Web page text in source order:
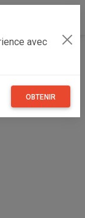
avec
OBTENIR